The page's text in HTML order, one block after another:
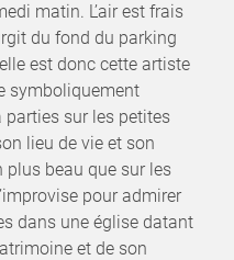
matin. L’air est frais
du fond du parking
est donc cette artiste
symboliquement
sur les petites
lieu de vie et son
plus beau que sur les
pour admirer
dans une église datant
et de son